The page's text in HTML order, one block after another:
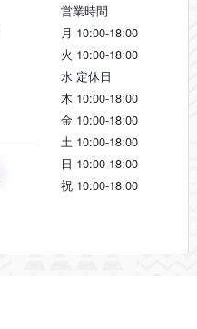
営業時間
月 10:00-18:00
火 10:00-18:00
水 定休日
木 10:00-18:00
金 10:00-18:00
土 10:00-18:00
日 10:00-18:00
祝 10:00-18:00